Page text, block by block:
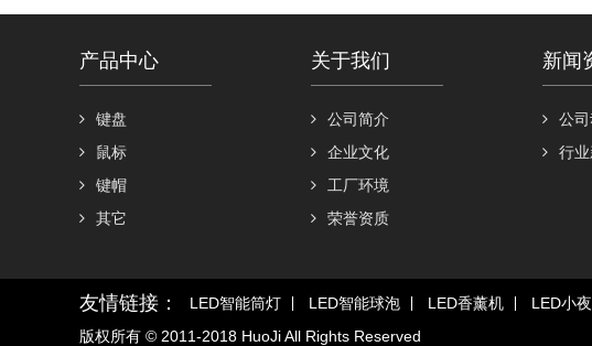
产品中心
键盘
鼠标
键帽
其它
关于我们
公司简介
企业文化
工厂环境
荣誉资质
新闻
公
行
友情链接： LED智能筒灯 LED智能球泡 LED香薰机 LED小
版权所有 © 2011-2018 HuoJi All Rights Reserved